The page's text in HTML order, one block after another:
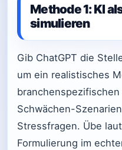
Methode 1: KI
simulieren
Gib ChatGPT die
um ein realistisches
Schwächen-
Stressfragen. Übe
Formulierung im